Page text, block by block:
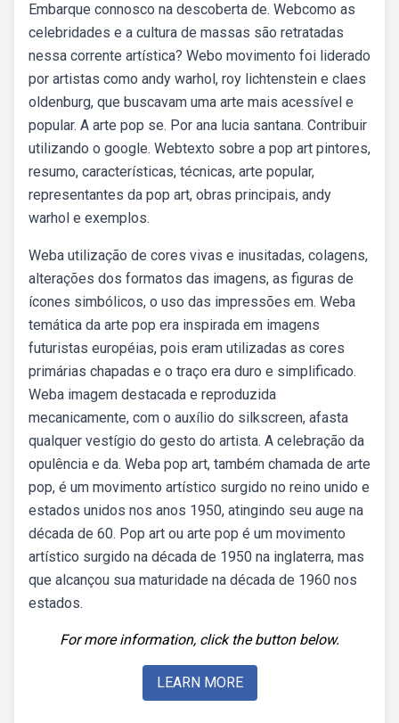
Embarque connosco na descoberta de. Webcomo as
celebridades e a cultura de massas são retratadas
nessa corrente artística? Webo movimento foi liderado
por artistas como andy warhol, roy lichtenstein e claes
oldenburg, que buscavam uma arte mais acessível e
popular. A arte pop se. Por ana lucia santana. Contribuir
utilizando o google. Webtexto sobre a pop art pintores,
resumo, características, técnicas, arte popular,
representantes da pop art, obras principais, andy
warhol e exemplos.
Weba utilização de cores vivas e inusitadas, colagens,
alterações dos formatos das imagens, as figuras de
ícones simbólicos, o uso das impressões em. Weba
temática da arte pop era inspirada em imagens
futuristas européias, pois eram utilizadas as cores
primárias chapadas e o traço era duro e simplificado.
Weba imagem destacada e reproduzida
mecanicamente, com o auxílio do silkscreen, afasta
qualquer vestígio do gesto do artista. A celebração da
opulência e da. Weba pop art, também chamada de arte
pop, é um movimento artístico surgido no reino unido e
estados unidos nos anos 1950, atingindo seu auge na
década de 60. Pop art ou arte pop é um movimento
artístico surgido na década de 1950 na inglaterra, mas
que alcançou sua maturidade na década de 1960 nos
estados.
For more information, click the button below.
LEARN MORE